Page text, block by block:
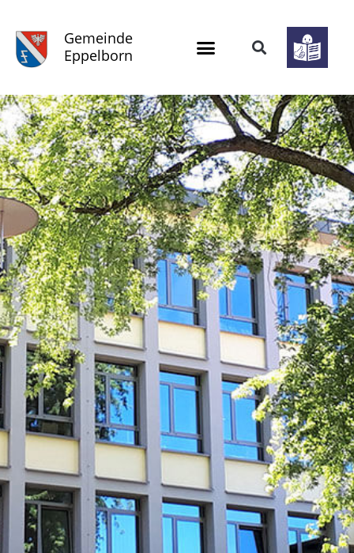
Gemeinde
Eppelborn